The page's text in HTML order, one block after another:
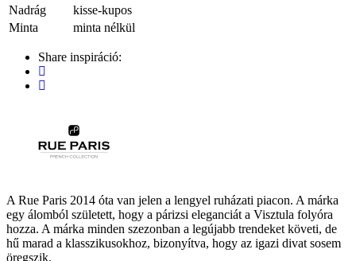
Nadrág
kisse-kupos
Minta
minta nélkül
Share inspiráció:
A Rue Paris 2014 óta van jelen a lengyel ruházati piacon. A márka
egy álomból született, hogy a párizsi eleganciát a Visztula folyóra
hozza. A márka minden szezonban a legújabb trendeket követi, de
hű marad a klasszikusokhoz, bizonyítva, hogy az igazi divat sosem
öregszik.